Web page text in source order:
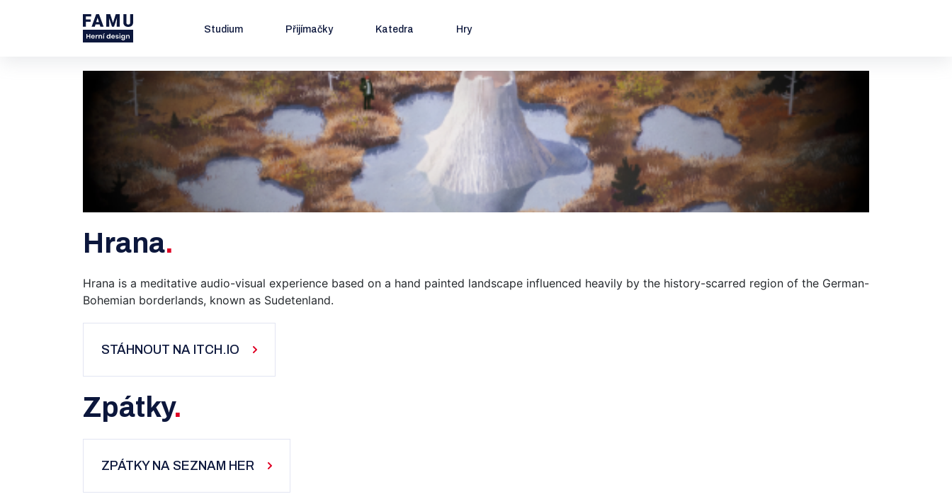
Studium Přijímačky Katedra Hry
Hrana
Hrana is a meditative audio-visual experience based on a hand painted landscape influenced heavily by the history-scarred region of the German-
Bohemian borderlands, known as Sudetenland.
STÁHNOUT NA ITCH.IO
Zpátky
ZPÁTKY NA SEZNAM HER